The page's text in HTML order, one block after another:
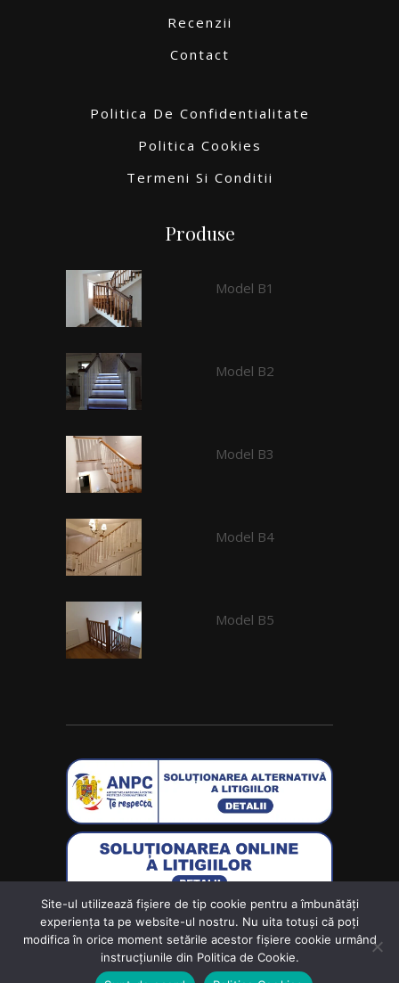
Recenzii
Contact
Politica De Confidentialitate
Politica Cookies
Termeni Si Conditii
Produse
Model B1
Model B2
Model B3
Model B4
Model B5
Creat deWolf Software Solutions S.R.L.
Site-ul utilizează fişiere de tip cookie pentru a îmbunătăți
experiența ta pe website-ul nostru. Nu uita totuși că poți
modifica în orice moment setările acestor fişiere cookie urmând
instrucțiunile din Politica de Cookie.